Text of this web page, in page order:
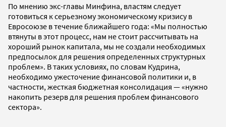
По мнению экс-главы Минфина, властям следует
готовиться к серьезному экономическому кризису в
Евросоюзе в течение ближайшего года: «Мы полностью
втянуты в этот процесс, нам не стоит рассчитывать на
хороший рынок капитала, мы не создали необходимых
предпосылок для решения определенных структурных
проблем». В таких условиях, по словам Кудрина,
необходимо ужесточение финансовой политики и, в
частности, жесткая бюджетная консолидация — «нужно
накопить резерв для решения проблем финансового
сектора».